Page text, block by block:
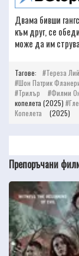
Двама бивши
към друг, се
може да им
Тагове: Тереза Лий
Шон Патрик
Трилър
Филми
копелета (2025)
Копелета
(2025)
Препоръчани